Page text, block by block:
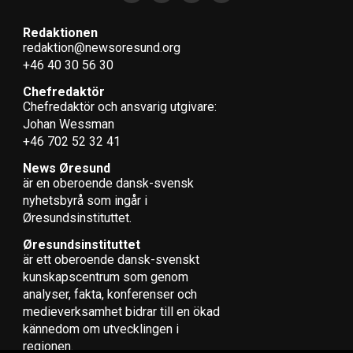
(News Øresund – Jenny Andersson)
Denna intervju är gjord i förbindelse med analysen:
Kontorsmarknaden i Öresund – byggprojekt och
efterfrågansom publicerades av Øresundsinstituttet i
september 2021.
LÄS OCKSÅ:
Søren Kempf Holm ny vd för Wihlborgs danska
dotterbolag
Betydande kontorsproduktion i Malmö
Redaktionen
redaktion@newsoresund.org
+46 40 30 56 30
Chefredaktör
Chefredaktör och ansvarig utgivare:
Johan Wessman
+46 702 52 32 41
News Øresund
är en oberoende dansk-svensk
nyhets­byrå som ingår i
Øresundsinstituttet.
Øresundsinstituttet
är ett oberoende dansk-svenskt
kunskapscentrum som genom
analyser, fakta, konferenser och
medieverksamhet bidrar till en ökad
kännedom om utvecklingen i
regionen.